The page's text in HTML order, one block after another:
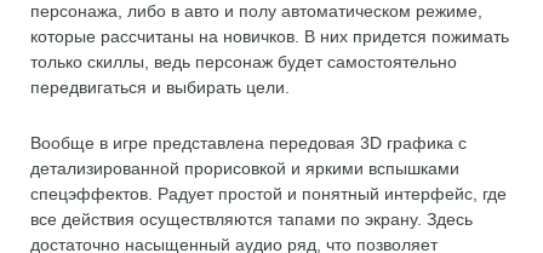
персонажа, либо в авто и полу автоматическом режиме,
которые рассчитаны на новичков. В них придется пожимать
только скиллы, ведь персонаж будет самостоятельно
передвигаться и выбирать цели.
Вообще в игре представлена передовая 3D графика с
детализированной прорисовкой и яркими вспышками
спецэффектов. Радует простой и понятный интерфейс, где
все действия осуществляются тапами по экрану. Здесь
достаточно насыщенный аудио ряд, что позволяет